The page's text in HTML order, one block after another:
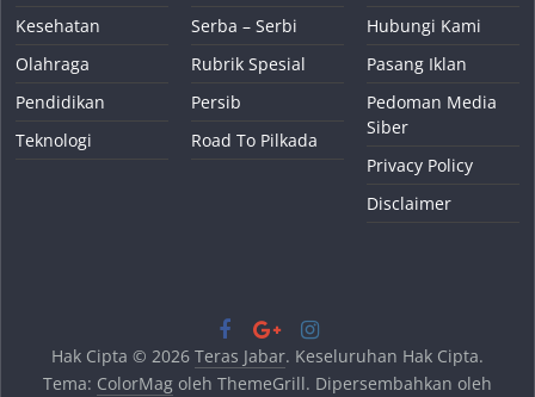
Kesehatan
Olahraga
Pendidikan
Teknologi
Serba – Serbi
Rubrik Spesial
Persib
Road To Pilkada
Hubungi Kami
Pasang Iklan
Pedoman Media
Siber
Privacy Policy
Disclaimer
Hak Cipta © 2026 Teras Jabar. Keseluruhan Hak Cipta.
Tema: ColorMagoleh ThemeGrill. Dipersembahkan oleh